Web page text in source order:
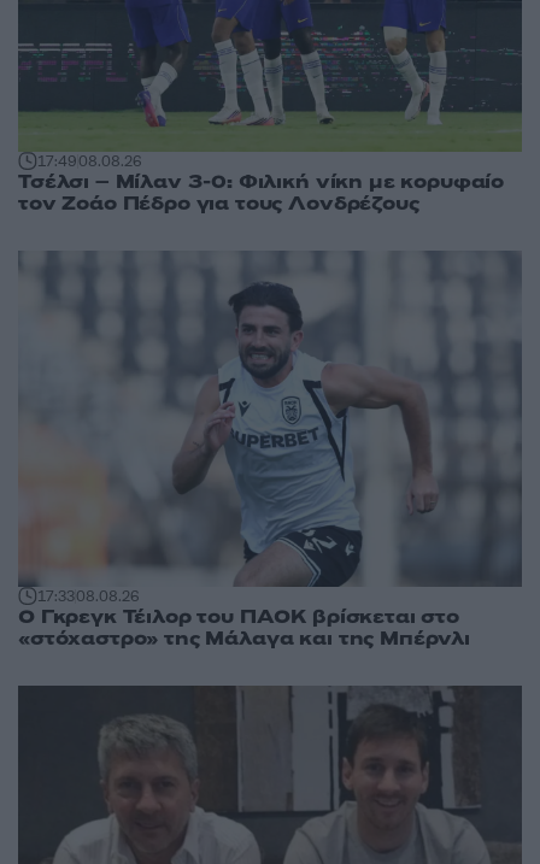
17:4908.08.26
Τσέλσι – Μίλαν 3-0: Φιλική νίκη με κορυφαίο
τον Ζοάο Πέδρο για τους Λονδρέζους
17:3308.08.26
Ο Γκρεγκ Τέιλορ του ΠΑΟΚ βρίσκεται στο
«στόχαστρο» της Μάλαγα και της Μπέρνλι